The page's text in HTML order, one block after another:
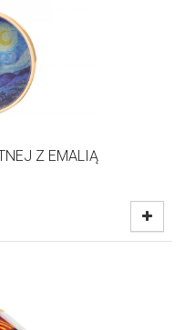
Z EMALIĄ